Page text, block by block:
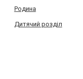
Родина
Дитячий розділ